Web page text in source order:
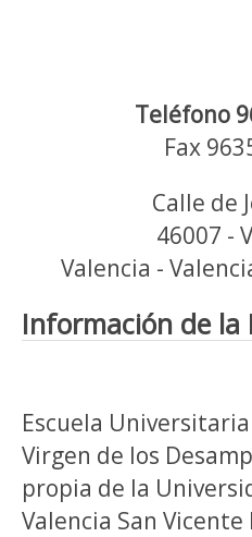
Teléfono
Fax
Calle de
46007 -
Valencia -
Información de la
Escuela
Virgen de los
propia de la
Valencia San